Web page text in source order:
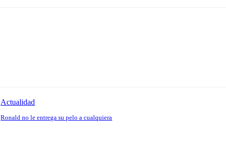
Actualidad
Ronald no le entrega su pelo a cualquiera